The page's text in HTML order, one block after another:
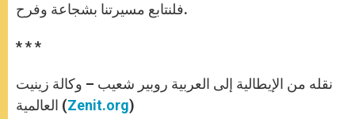
فلنتابع مسيرتنا بشجاعة وفرح.
* * *
نقله من الإيطالية إلى العربية روبير شعيب – وكالة زينيت
العالمية (Zenit.org)